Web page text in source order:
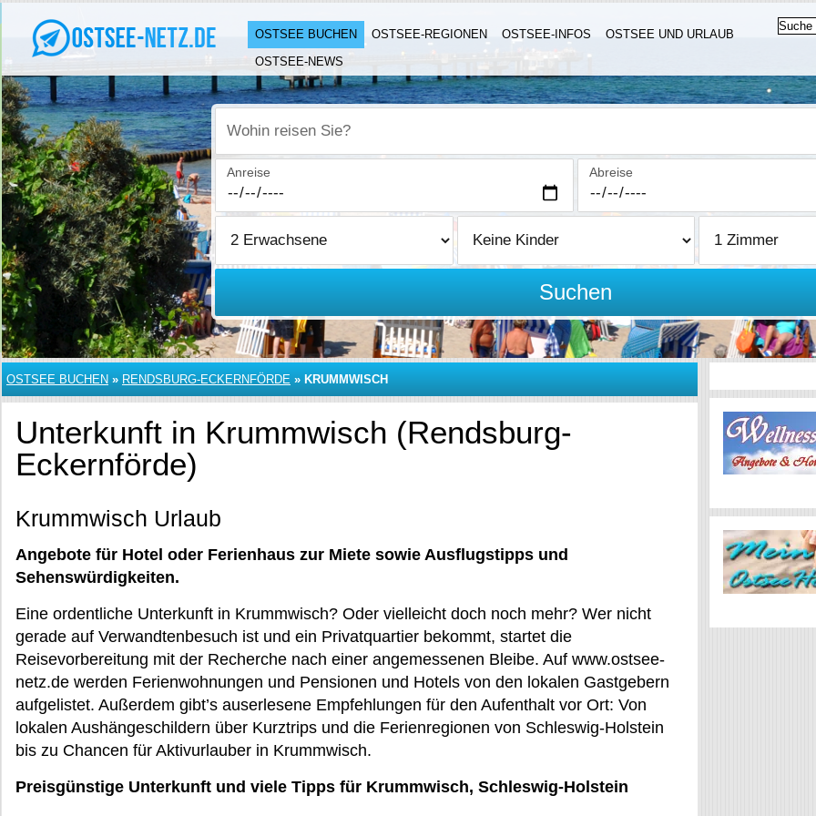
OSTSEE BUCHEN OSTSEE-REGIONEN OSTSEE-INFOS
OSTSEE UND URLAUB
OSTSEE-NEWS
Wohin reisen Sie?
Anreise Abreise
Suchen
OSTSEE BUCHEN » RENDSBURG-ECKERNFÖRDE » KRUMMWISCH
Unterkunft in Krummwisch (Rendsburg-
Eckernförde)
Krummwisch Urlaub
Angebote für Hotel oder Ferienhaus zur Miete sowie Ausflugstipps und
Sehenswürdigkeiten.
Eine ordentliche Unterkunft in Krummwisch? Oder vielleicht doch noch mehr? Wer nicht
gerade auf Verwandtenbesuch ist und ein Privatquartier bekommt, startet die
Reisevorbereitung mit der Recherche nach einer angemessenen Bleibe. Auf www.ostsee-
netz.de werden Ferienwohnungen und Pensionen und Hotels von den lokalen Gastgebern
aufgelistet. Außerdem gibt’s auserlesene Empfehlungen für den Aufenthalt vor Ort: Von
lokalen Aushängeschildern über Kurztrips und die Ferienregionen von Schleswig-Holstein
bis zu Chancen für Aktivurlauber in Krummwisch.
Preisgünstige Unterkunft und viele Tipps für Krummwisch, Schleswig-Holstein